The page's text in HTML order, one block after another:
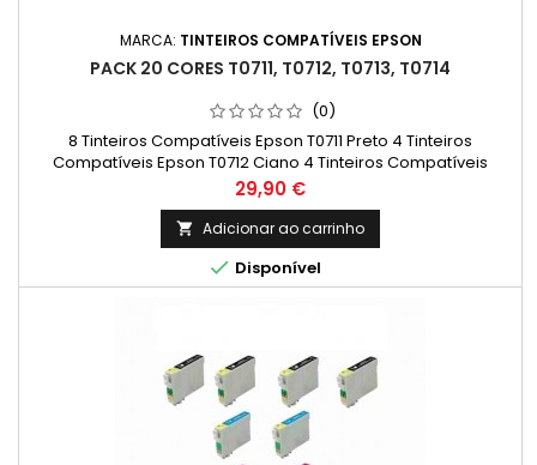
MARCA: TINTEIROS COMPATÍVEIS EPSON
PACK 20 CORES T0711, T0712, T0713, T0714
(0)
8 Tinteiros Compatíveis Epson T0711 Preto 4 Tinteiros
Compatíveis Epson T0712 Ciano 4 Tinteiros Compatíveis
Epson T0713 Magenta 4 Tinteiros Compatíveis Epson T0714
Amarelo
Preço
29,90 €
 Adicionar ao carrinho
 Disponível